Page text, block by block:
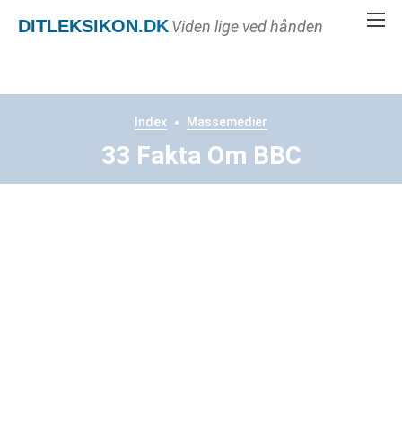
DITLEKSIKON.DKViden lige ved hånden
Index Massemedier
33 Fakta Om BBC